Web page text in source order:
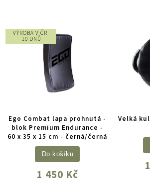
VÝROBA V ČR -
10 DNŮ
Ego Combat lapa prohnutá -
blok Premium Endurance -
60 x 35 x 15 cm - černá/černá
1 450 Kč
Do košíku
Velká